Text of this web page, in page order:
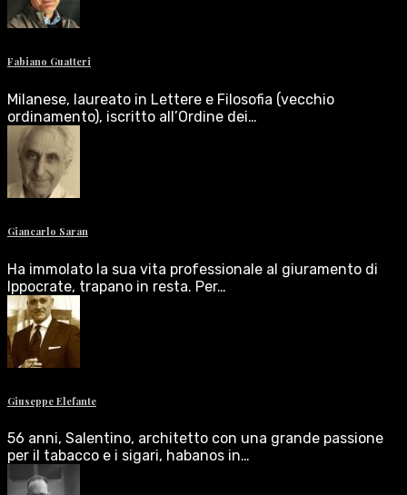
Fabiano Guatteri
Milanese, laureato in Lettere e Filosofia (vecchio
ordinamento), iscritto all’Ordine dei…
Giancarlo Saran
Ha immolato la sua vita professionale al giuramento di
Ippocrate, trapano in resta. Per…
Giuseppe Elefante
56 anni, Salentino, architetto con una grande passione
per il tabacco e i sigari, habanos in…